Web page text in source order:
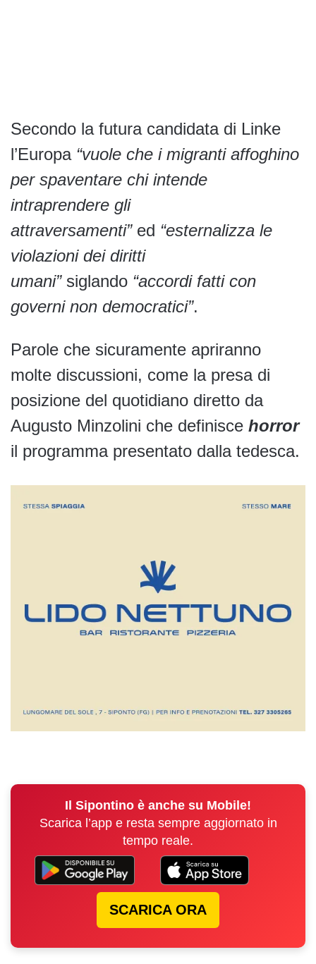
Secondo la futura candidata di Linke
l’Europa “vuole che i migranti affoghino
per spaventare chi intende
intraprendere gli
attraversamenti”ed “esternalizza le
violazioni dei diritti
umani”siglando “accordi fatti con
governi non democratici”.
Parole che sicuramente apriranno
molte discussioni, come la presa di
posizione del quotidiano diretto da
Augusto Minzolini che definisce horror
il programma presentato dalla tedesca.
Il Sipontino è anche su Mobile!
Scarica l’app e resta sempre aggiornato in
tempo reale.
SCARICA ORA